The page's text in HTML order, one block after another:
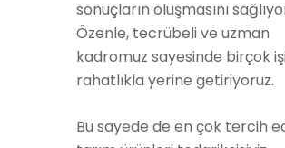
sonuçların oluşmasını
Özenle, tecrübeli ve uzman
kadromuz sayesinde birçok
rahatlıkla yerine getiriyoruz.
Bu sayede de en çok tercih